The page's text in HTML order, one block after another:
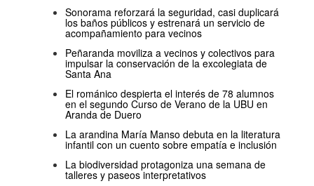
Sonorama reforzará la seguridad, casi duplicará
los baños públicos y estrenará un servicio de
acompañamiento para vecinos
Peñaranda moviliza a vecinos y colectivos para
impulsar la conservación de la excolegiata de
Santa Ana
El románico despierta el interés de 78 alumnos
en el segundo Curso de Verano de la UBU en
Aranda de Duero
La arandina María Manso debuta en la literatura
infantil con un cuento sobre empatía e inclusión
La biodiversidad protagoniza una semana de
talleres y paseos interpretativos